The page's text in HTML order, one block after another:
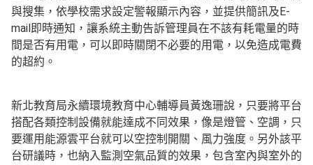
與搜集，依學校需求設定警報顯示內容，並提供簡訊及E-
mail即時通知，讓系統主動告訴管理員在不該有耗電量的時
間是否有用電，可以即時關閉不必要的用電，以免造成電費
的超約。
新北教育局永續環境教育中心輔導員黃逸珊說，只要將平台
搭配各類控制設備就能達成不同效果，像是燈管、空調，只
要運用能源雲平台就可以空控制開關、風力強度。另外該平
台研議時，也納入監測空氣品質的效果，包含室內與室外的